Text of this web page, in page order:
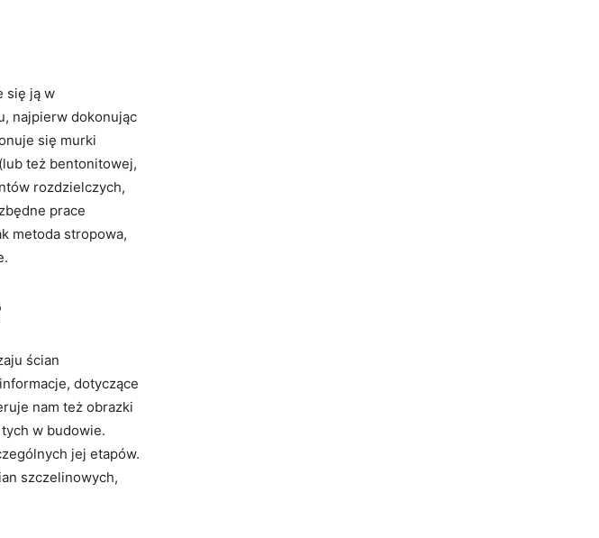
się ją w
najpierw dokonując
się murki
też bentonitowej,
rozdzielczych,
prace
metoda stropowa,
ścian
dotyczące
nam też obrazki
w budowie.
jej etapów.
szczelinowych,